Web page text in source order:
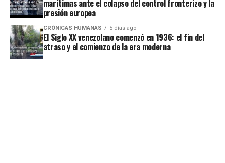
marítimas ante el colapso del control fronterizo y la
presión europea
CRÓNICAS HUMANAS 5 días ago
El Siglo XX venezolano comenzó en 1936: el fin del
atraso y el comienzo de la era moderna